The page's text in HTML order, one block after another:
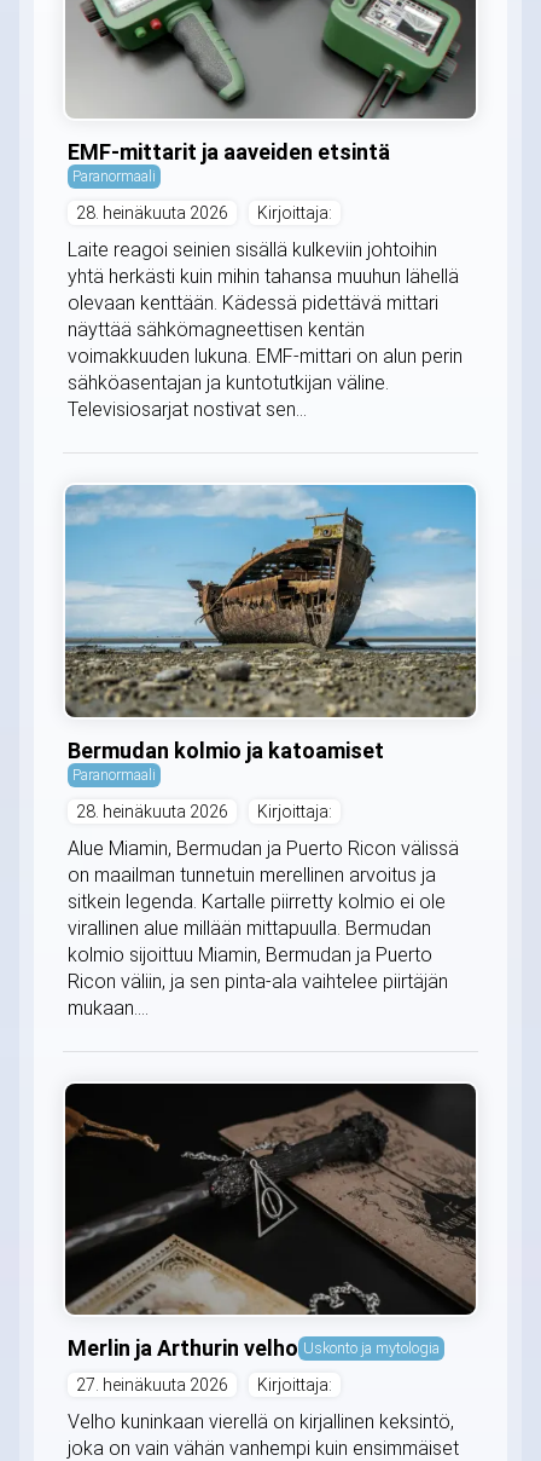
EMF-mittarit ja aaveiden etsintä
Paranormaali
28. heinäkuuta 2026 Kirjoittaja:
Laite reagoi seinien sisällä kulkeviin johtoihin
yhtä herkästi kuin mihin tahansa muuhun lähellä
olevaan kenttään. Kädessä pidettävä mittari
näyttää sähkömagneettisen kentän
voimakkuuden lukuna. EMF-mittari on alun perin
sähköasentajan ja kuntotutkijan väline.
Televisiosarjat nostivat sen...
Bermudan kolmio ja katoamiset
Paranormaali
28. heinäkuuta 2026 Kirjoittaja:
Alue Miamin, Bermudan ja Puerto Ricon välissä
on maailman tunnetuin merellinen arvoitus ja
sitkein legenda. Kartalle piirretty kolmio ei ole
virallinen alue millään mittapuulla. Bermudan
kolmio sijoittuu Miamin, Bermudan ja Puerto
Ricon väliin, ja sen pinta-ala vaihtelee piirtäjän
mukaan....
Merlin ja Arthurin velho Uskonto ja mytologia
27. heinäkuuta 2026 Kirjoittaja:
Velho kuninkaan vierellä on kirjallinen keksintö,
joka on vain vähän vanhempi kuin ensimmäiset